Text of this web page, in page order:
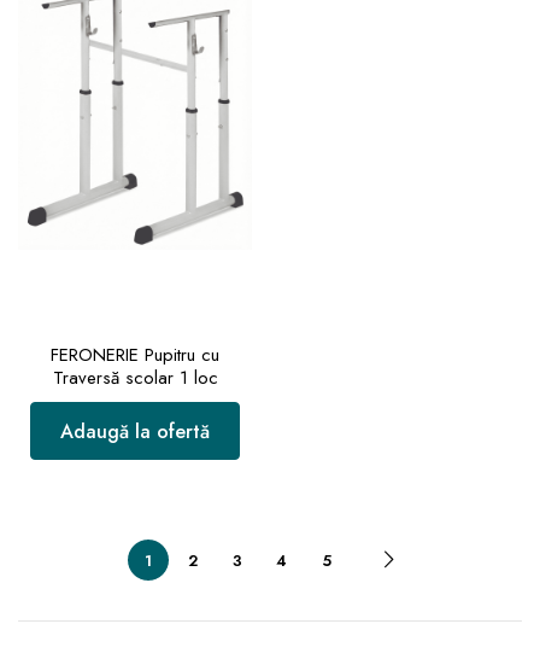
FERONERIE Pupitru cu
Traversă scolar 1 loc
Adaugă la ofertă
1 2 3 4 5